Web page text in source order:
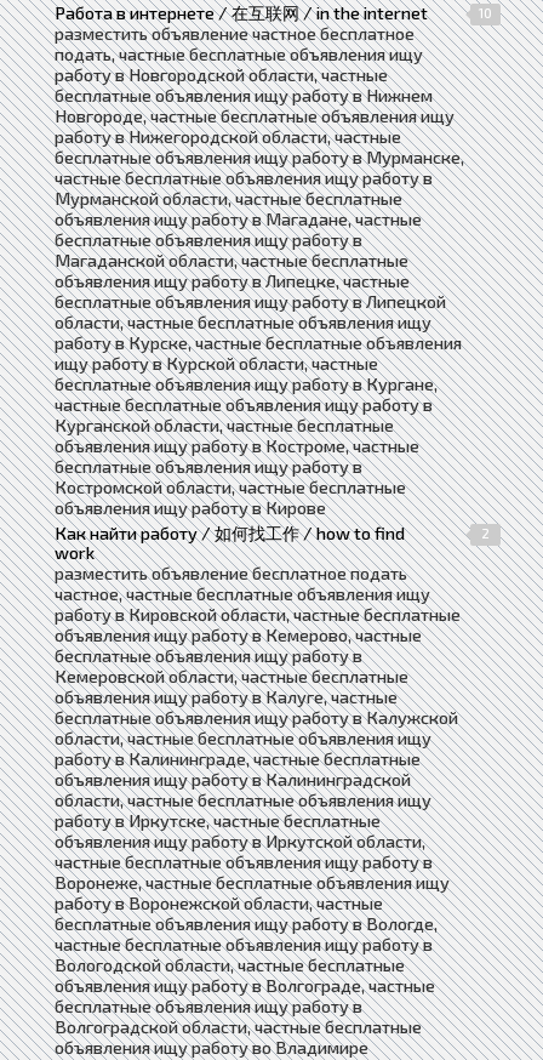
Работа в интернете / 在互联网 / in the internet
10
разместить объявление частное бесплатное
подать, частные бесплатные объявления ищу
работу в Новгородской области, частные
бесплатные объявления ищу работу в Нижнем
Новгороде, частные бесплатные объявления ищу
работу в Нижегородской области, частные
бесплатные объявления ищу работу в Мурманске,
частные бесплатные объявления ищу работу в
Мурманской области, частные бесплатные
объявления ищу работу в Магадане, частные
бесплатные объявления ищу работу в
Магаданской области, частные бесплатные
объявления ищу работу в Липецке, частные
бесплатные объявления ищу работу в Липецкой
области, частные бесплатные объявления ищу
работу в Курске, частные бесплатные объявления
ищу работу в Курской области, частные
бесплатные объявления ищу работу в Кургане,
частные бесплатные объявления ищу работу в
Курганской области, частные бесплатные
объявления ищу работу в Костроме, частные
бесплатные объявления ищу работу в
Костромской области, частные бесплатные
объявления ищу работу в Кирове
Как найти работу / 如何找工作 / how to find
work
2
разместить объявление бесплатное подать
частное, частные бесплатные объявления ищу
работу в Кировской области, частные бесплатные
объявления ищу работу в Кемерово, частные
бесплатные объявления ищу работу в
Кемеровской области, частные бесплатные
объявления ищу работу в Калуге, частные
бесплатные объявления ищу работу в Калужской
области, частные бесплатные объявления ищу
работу в Калининграде, частные бесплатные
объявления ищу работу в Калининградской
области, частные бесплатные объявления ищу
работу в Иркутске, частные бесплатные
объявления ищу работу в Иркутской области,
частные бесплатные объявления ищу работу в
Воронеже, частные бесплатные объявления ищу
работу в Воронежской области, частные
бесплатные объявления ищу работу в Вологде,
частные бесплатные объявления ищу работу в
Вологодской области, частные бесплатные
объявления ищу работу в Волгограде, частные
бесплатные объявления ищу работу в
Волгоградской области, частные бесплатные
объявления ищу работу во Владимире